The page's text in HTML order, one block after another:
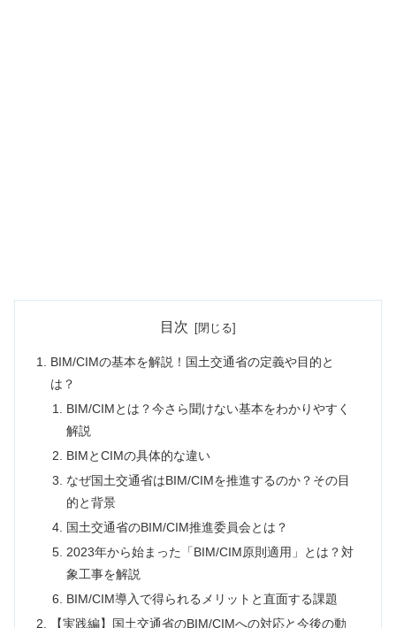
目次
BIM/CIMの基本を解説！国土交通省の定義や目的と
は？
BIM/CIMとは？今さら聞けない基本をわかりやすく
解説
BIMとCIMの具体的な違い
なぜ国土交通省はBIM/CIMを推進するのか？その目
的と背景
国土交通省のBIM/CIM推進委員会とは？
2023年から始まった「BIM/CIM原則適用」とは？対
象工事を解説
BIM/CIM導入で得られるメリットと直面する課題
【実践編】国土交通省のBIM/CIMへの対応と今後の動